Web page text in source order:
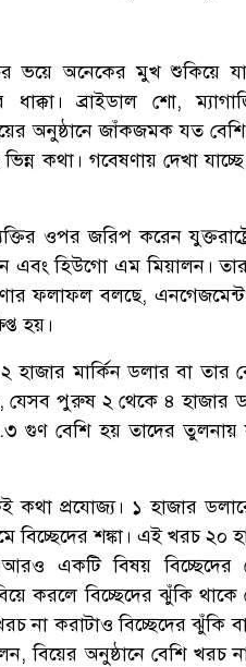
ভয়ে অনেকের মুখ শুকিয়ে
ব্রাইডাল শো,
অনুষ্ঠানে জাঁকজমক যত
কথা। গবেষণায় দেখা
ওপর জরিপ করেন
এবং হিউগো এম মিয়ালন।
ফলাফল বলছে,
হয়।
হাজার মার্কিন ডলার বা তার
পুরুষ ২ থেকে ৪ হাজার
গুণ বেশি হয় তাদের
কথা প্রযোজ্য। ১ হাজার
বিচ্ছেদের শঙ্কা। এই খরচ ২০
একটি বিষয় বিচ্ছেদের
করলে বিচ্ছেদের ঝুঁকি
না করাটাও বিচ্ছেদের ঝুঁকি
বিয়ের অনুষ্ঠানে বেশি খরচ